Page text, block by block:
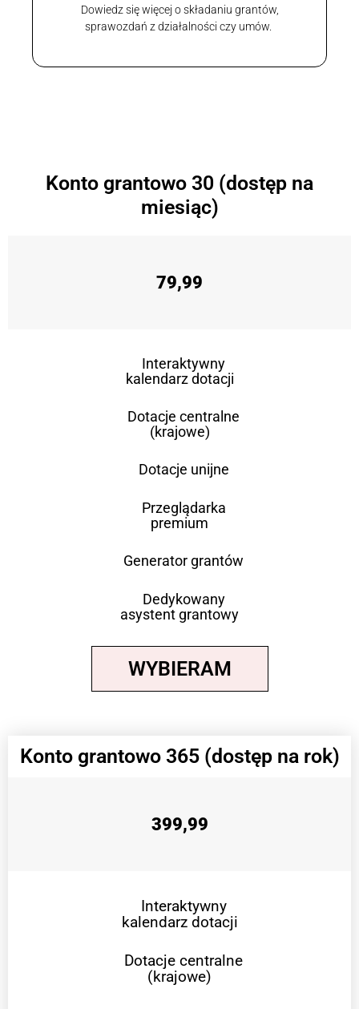
Dowiedz się więcej o składaniu grantów,
sprawozdań z działalności czy umów.
Konto grantowo 30 (dostęp na
miesiąc)
79,99
Interaktywny
kalendarz dotacji
Dotacje centralne
(krajowe)
Dotacje unijne
Przeglądarka
premium
Generator grantów
Dedykowany
asystent grantowy
WYBIERAM
Konto grantowo 365 (dostęp na rok)
399,99
Interaktywny
kalendarz dotacji
Dotacje centralne
(krajowe)